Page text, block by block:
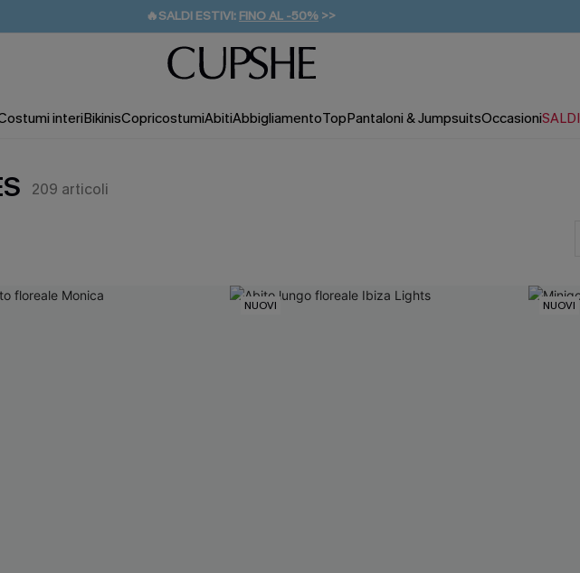
🔥SALDI ESTIVI: FINO AL -50% >>
🚚SPEDIZIONE GRATUITA DA 49€
💌REGALO PER I NUOVI: 20% DI SCONTO*
interiBikinisCopricostumiAbitiAbbigliamentoTopPantaloni & JumpsuitsOccasioniSALDI
209 articoli
NUOVI NUOVI